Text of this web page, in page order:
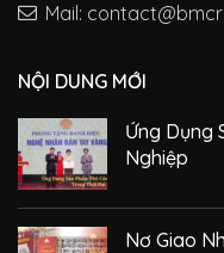
Mail:
NỘI DUNG MỚI
Ứng Dụng
Nghiệp
Nơ Giao